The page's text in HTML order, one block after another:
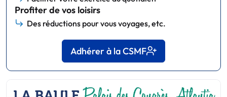
Profiter de vos loisirs
Des réductions pour vous voyages, etc.
Adhérer à la CSMF